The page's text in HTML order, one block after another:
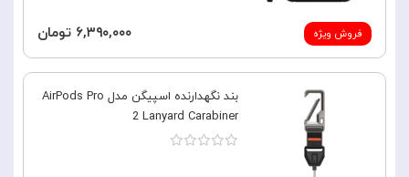
فروش ویژه ۶,۳۹۰,۰۰۰ تومان
بند نگهدارنده اسپیگن مدل AirPods Pro
2 Lanyard Carabiner